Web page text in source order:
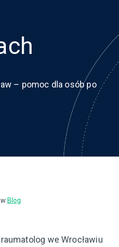
– pomoc dla osób po
Blog
we Wrocławiu